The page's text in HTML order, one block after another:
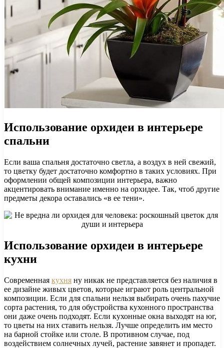
Использование орхидеи в интерьере
спальни
Если ваша спальня достаточно светла, а воздух в ней свежий,
то цветку будет достаточно комфортно в таких условиях. При
оформлении общей композиции интерьера, важно
акцентировать внимание именно на орхидее. Так, чтоб другие
предметы декора оставались «в ее тени».
Использование орхидеи в интерьере
кухни
Современная кухня ну никак не представляется без наличия в
ее дизайне живых цветов, которые играют роль центральной
композиции. Если для спальни нельзя выбирать очень пахучие
сорта растения, то для обустройства кухонного пространства
они даже очень подходят. Если кухонные окна выходят на юг,
то цветы на них ставить нельзя. Лучше определить им место
на барной стойке или столе. В противном случае, под
воздействием солнечных лучей, растение завянет и пропадет.